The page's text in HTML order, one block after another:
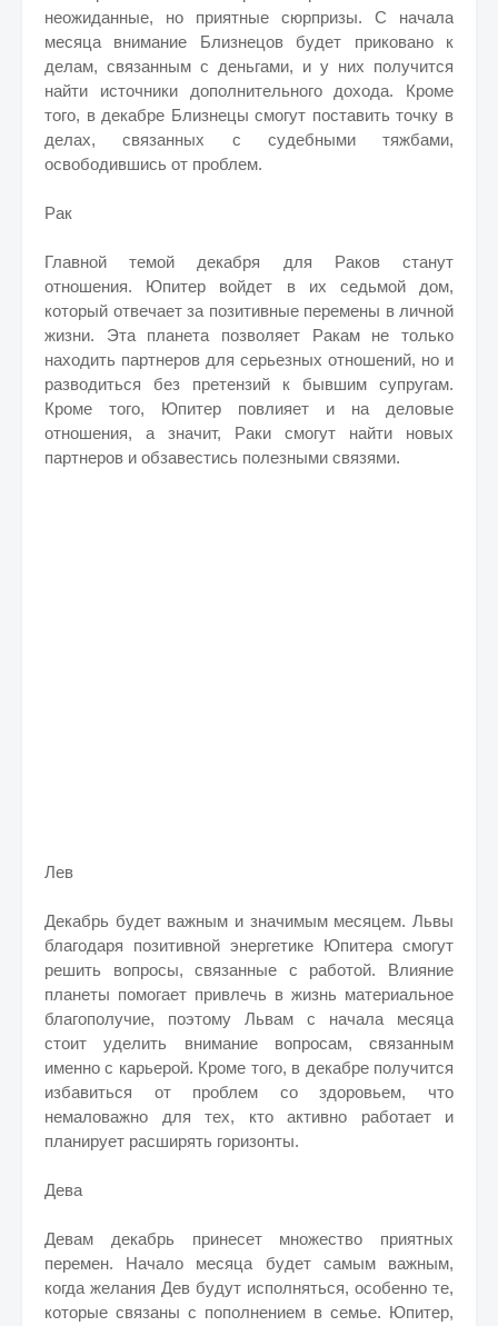
неожиданные, но приятные сюрпризы. С начала
месяца внимание Близнецов будет приковано к
делам, связанным с деньгами, и у них получится
найти источники дополнительного дохода. Кроме
того, в декабре Близнецы смогут поставить точку в
делах, связанных с судебными тяжбами,
освободившись от проблем.
Рак
Главной темой декабря для Раков станут
отношения. Юпитер войдет в их седьмой дом,
который отвечает за позитивные перемены в личной
жизни. Эта планета позволяет Ракам не только
находить партнеров для серьезных отношений, но и
разводиться без претензий к бывшим супругам.
Кроме того, Юпитер повлияет и на деловые
отношения, а значит, Раки смогут найти новых
партнеров и обзавестись полезными связями.
Лев
Декабрь будет важным и значимым месяцем. Львы
благодаря позитивной энергетике Юпитера смогут
решить вопросы, связанные с работой. Влияние
планеты помогает привлечь в жизнь материальное
благополучие, поэтому Львам с начала месяца
стоит уделить внимание вопросам, связанным
именно с карьерой. Кроме того, в декабре получится
избавиться от проблем со здоровьем, что
немаловажно для тех, кто активно работает и
планирует расширять горизонты.
Дева
Девам декабрь принесет множество приятных
перемен. Начало месяца будет самым важным,
когда желания Дев будут исполняться, особенно те,
которые связаны с пополнением в семье. Юпитер,